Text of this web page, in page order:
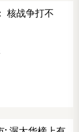
核战争打不